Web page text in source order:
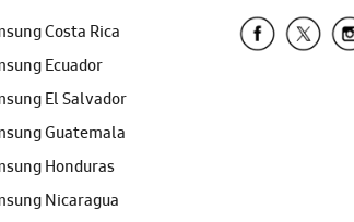
Costa Rica
Ecuador
El Salvador
Guatemala
Honduras
Nicaragua